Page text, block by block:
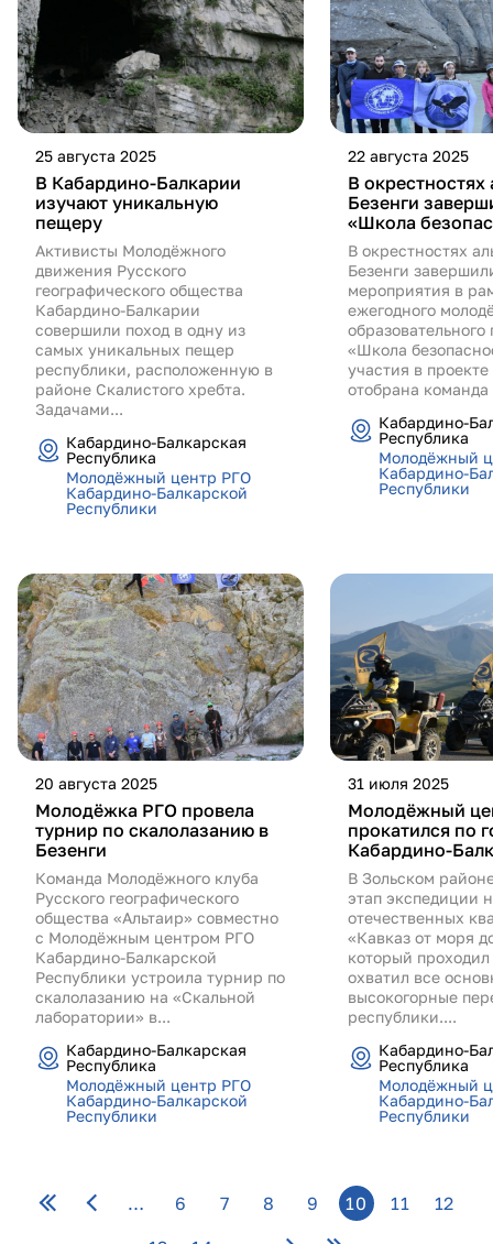
25 августа 2025
В Кабардино-Балкарии
изучают уникальную
пещеру
Активисты Молодёжного
движения Русского
географического общества
Кабардино-Балкарии
совершили поход в одну из
самых уникальных пещер
республики, расположенную в
районе Скалистого хребта.
Задачами...
Кабардино-Балкарская
Республика
Молодёжный центр РГО
Кабардино-Балкарской
Республики
22 августа 2025
В окрестностях
Безенги
«Школа
В окрестностях
Безенги
мероприятия в
ежегодного
образовательного
«Школа
участия в
отобрана команда
Кабардино-
Республика
Молодёжный
Кабардино-
Республики
20 августа 2025
Молодёжка РГО провела
турнир по скалолазанию в
Безенги
Команда Молодёжного клуба
Русского географического
общества «Альтаир» совместно
с Молодёжным центром РГО
Кабардино-Балкарской
Республики устроила турнир по
скалолазанию на «Скальной
лаборатории» в...
Кабардино-Балкарская
Республика
Молодёжный центр РГО
Кабардино-Балкарской
Республики
31 июля 2025
Молодёжный
прокатился по
Кабардино-
В Зольском
этап экспедиции
отечественных
«Кавказ от моря
который
охватил все
высокогорные
республики....
Кабардино-
Республика
Молодёжный
Кабардино-
Республики
… 6 7 8 9 10 11
12